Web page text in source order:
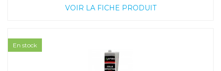
VOIR LA FICHE PRODUIT
En stock